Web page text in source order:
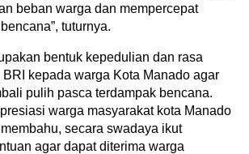
beban warga dan mempercepat
tuturnya.
bentuk kepedulian dan rasa
kepada warga Kota Manado agar
pulih pasca terdampak bencana.
warga masyarakat kota Manado
secara swadaya ikut
agar dapat diterima warga